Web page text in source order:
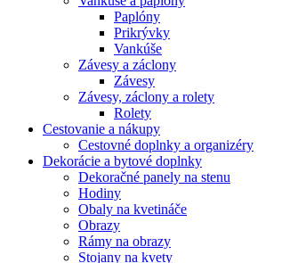
Paplóny
Prikrývky
Vankúše
Závesy a záclony
Závesy
Závesy, záclony a rolety
Rolety
Cestovanie a nákupy
Cestovné doplnky a organizéry
Dekorácie a bytové doplnky
Dekoračné panely na stenu
Hodiny
Obaly na kvetináče
Obrazy
Rámy na obrazy
Stojany na kvety